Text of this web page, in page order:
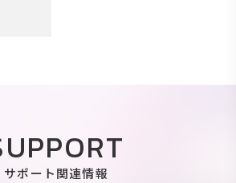
サポート関連情報